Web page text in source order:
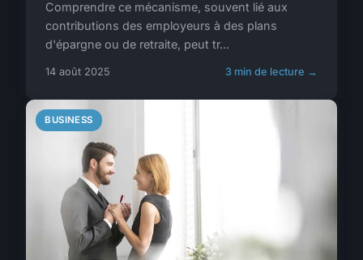
Comprendre ce mécanisme, souvent lié aux
contributions des employeurs à des plans
d'épargne ou de retraite, peut tr...
14 août 2025 3 min de lecture →
BUSINESS